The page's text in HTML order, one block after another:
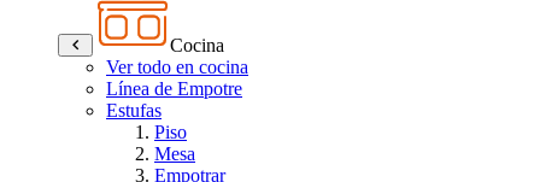
Cocina
Ver todo en cocina
Línea de Empotre
Estufas
Piso
Mesa
Empotrar